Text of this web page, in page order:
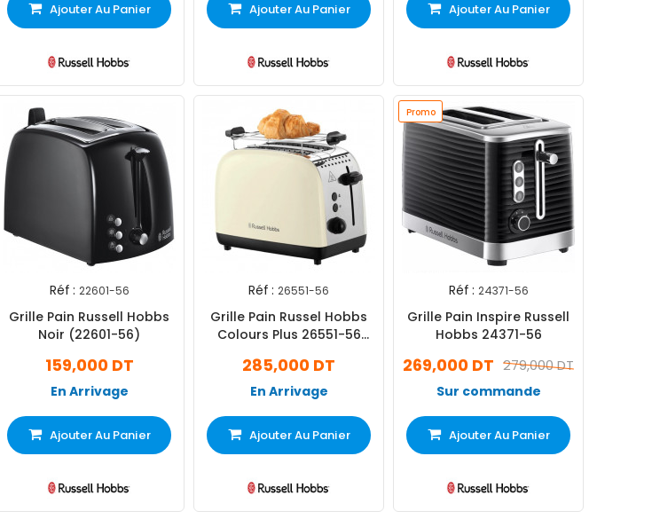
Ajouter Au Panier Ajouter Au Panier Ajouter Au Panier
Réf : 22601-56
Grille Pain Russell Hobbs
Noir (22601-56)
159,000 DT
En Arrivage
Ajouter Au Panier
Réf : 26551-56
Grille Pain Russel Hobbs
Colours Plus 26551-56
285,000 DT
En Arrivage
Ajouter Au Panier
Promo
Réf : 24371-56
Grille Pain Inspire Russell
Hobbs 24371-56
279,000 DT
269,000 DT
Sur commande
Ajouter Au Panier